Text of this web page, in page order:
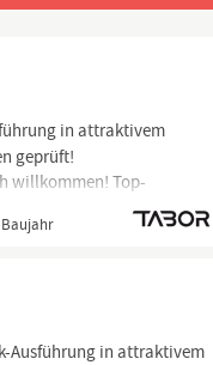
Baujahr
in attraktivem
geprüft!
willkommen! Top-
Ausführung in attraktivem